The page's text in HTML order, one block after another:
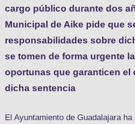
cargo público durante dos
Municipal de Aike pide que
responsabilidades sobre
se tomen de forma urgente
oportunas que garanticen el
dicha sentencia
El Ayuntamiento de Guadalajara ha